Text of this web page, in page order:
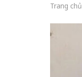
Trang chủ